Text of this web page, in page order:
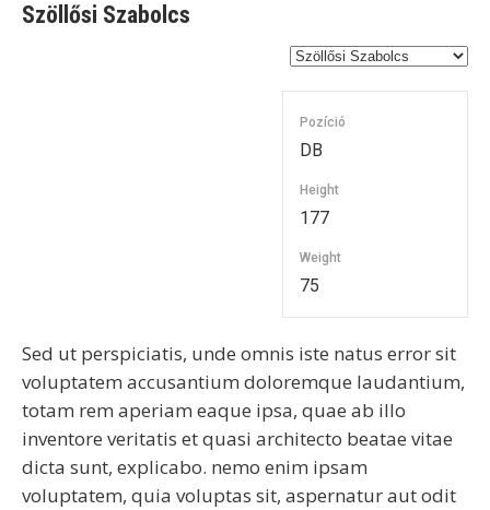
Szöllősi Szabolcs
Pozíció
DB
Height
177
Weight
75
Sed ut perspiciatis, unde omnis iste natus error sit
voluptatem accusantium doloremque laudantium,
totam rem aperiam eaque ipsa, quae ab illo
inventore veritatis et quasi architecto beatae vitae
dicta sunt, explicabo. nemo enim ipsam
voluptatem, quia voluptas sit, aspernatur aut odit